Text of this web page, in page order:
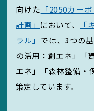
リンク集
サイト利用規定
向けた 「2050カー
計画」 において、
ラル」 では、3つの
の活用：創エネ」「
エネ」「森林整備・
策定しています。